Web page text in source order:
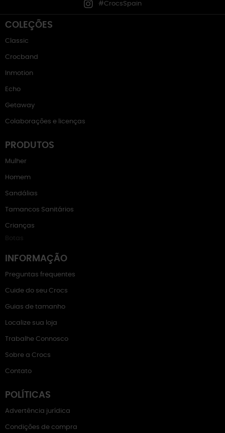
#CrocsSpain
COLEÇÕES
Classic
Crocband
Inmotion
Echo
Getaway
Colaborações e licenças
PRODUTOS
Mulher
Homem
Sandálias
Tamancos Sanitários
Crianças
Botas
INFORMAÇÃO
Preguntas frequentes
Cuide do seu Crocs
Guias de tamanho
Localize sua loja
Trabalhe Connosco
Sobre a Crocs
Contato
POLÍTICAS
Advertência jurídica
Condições de compra